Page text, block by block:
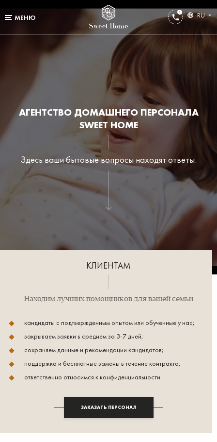
МЕНЮ RU
АГЕНТСТВО ДОМАШНЕГО ПЕРСОНАЛА
SWEET HOME
Здесь ваши бытовые вопросы находят ответы.
КЛИЕНТАМ
Находим лучших помощников для вашей семьи
кандидаты с подтвержденным опытом или обученные у нас;
закрываем заявки в среднем за 3-7 дней;
сохраняем данные и рекомендации кандидатов;
поддержка и бесплатные замены в течение контракта;
ответственно относимся к конфиденциальности.
ЗАКАЗАТЬ ПЕРСОНАЛ